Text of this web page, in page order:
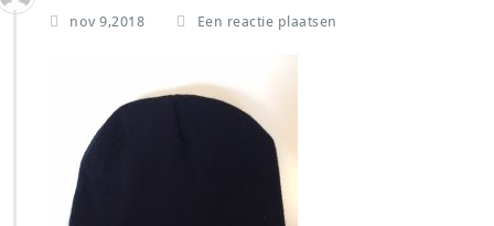
nov 9,2018 Een reactie plaatsen